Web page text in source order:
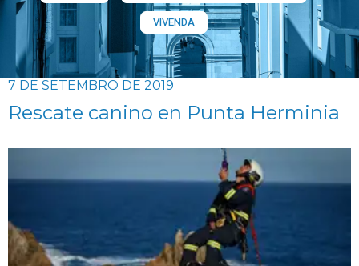
VIVENDA
7 DE SETEMBRO DE 2019
Rescate canino en Punta Herminia